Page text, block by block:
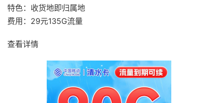
特色：收货地即归属地
费用：29元135G流量
查看详情